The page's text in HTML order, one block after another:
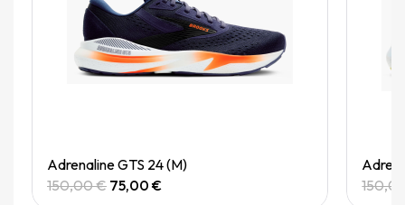
Quick View
Adrenaline GTS 24 (M)
150,00 € 75,00 €